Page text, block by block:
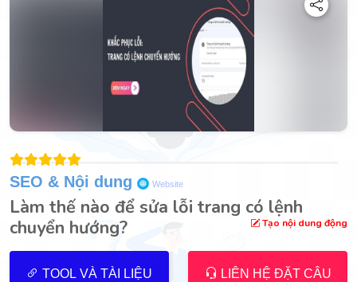
SEO & Nội dung Website
Làm thế nào để sửa lỗi trang có lệnh
chuyển hướng?
Tạo nội dung động
TOOL VÀ TÀI LIỆU
LIÊN HỆ ĐẶT CÂU